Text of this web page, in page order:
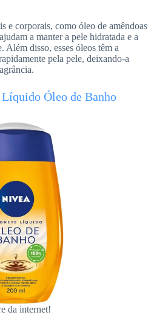
e corporais, como óleo de amêndoas
a manter a pele hidratada e a
Além disso, esses óleos têm a
pela pele, deixando-a
Óleo de Banho
da internet!